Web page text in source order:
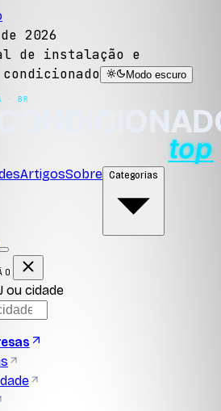
2026
de instalação e
Modo escuro
ArtigosSobre Categorias
ou cidade